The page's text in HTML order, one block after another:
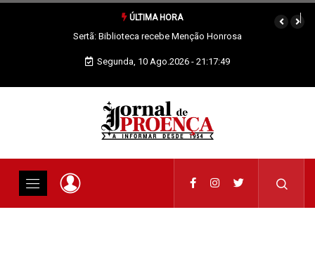
ÚLTIMA HORA
Menção Honrosa Vila de Rei: Fundada recebe VIII Passeio
de Motorizadas
Segunda, 10 Ago.2026 - 21:17:49